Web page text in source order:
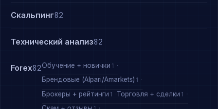
Скальпинг82
Технический анализ82
Forex82Обучение + новички 1
Брендовые (Alpari/Amarkets) 1
Брокеры + рейтинги 1 Торговля + сделки 1